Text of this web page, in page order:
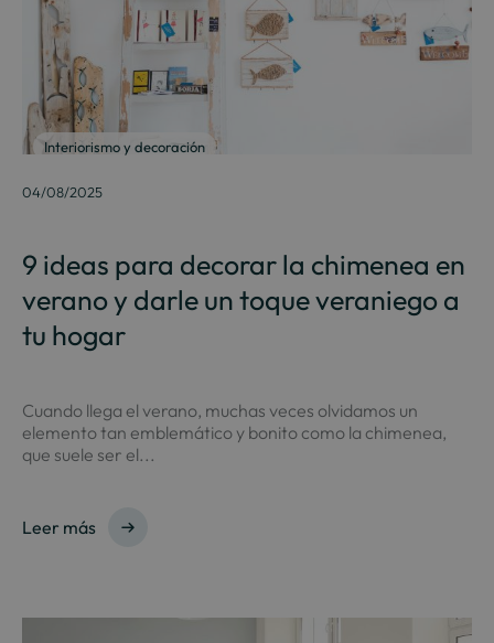
Interiorismo y decoración
04/08/2025
9 ideas para decorar la chimenea en
verano y darle un toque veraniego a
tu hogar
Cuando llega el verano, muchas veces olvidamos un
elemento tan emblemático y bonito como la chimenea,
que suele ser el...
Leer más